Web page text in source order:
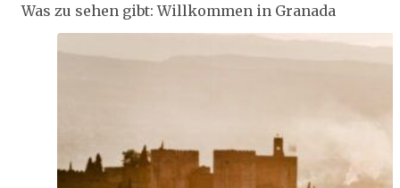
Was zu sehen gibt: Willkommen in Granada